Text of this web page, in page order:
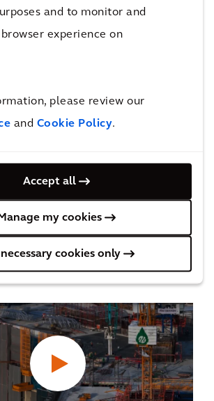
and to monitor and
experience on
please review our
and Cookie Policy.
Accept all
Manage my cookies
necessary cookies only
proyectos.
integrarse al software que
como Excel y CostX, lo que
de costes
actuales a un archivo